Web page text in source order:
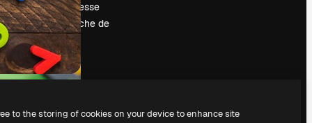
Salle de presse
À la recherche de
magnific.ai
to the storing of cookies on your device to enhance site